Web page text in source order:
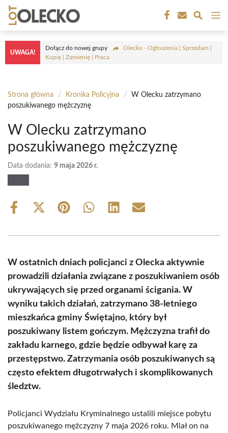
Przejdź
treści
UWAGA!
Dołącz do nowej grupy
Olecko - Ogłoszenia | Sprzedam |
Kupię | Zamienię | Praca
Strona główna / Kronika Policyjna /
W Olecku zatrzymano
poszukiwanego mężczyznę
W Olecku zatrzymano
poszukiwanego mężczyznę
Data dodania: 9 maja 2026 r.
Share
Share
(Twitter)
Share Share Share Share
W ostatnich dniach policjanci z Olecka aktywnie
prowadzili działania związane z poszukiwaniem osób
ukrywających się przed organami ścigania. W
wyniku takich działań, zatrzymano 38-letniego
mieszkańca gminy Świętajno, który był
poszukiwany listem gończym. Mężczyzna trafił do
zakładu karnego, gdzie będzie odbywał karę za
przestępstwo. Zatrzymania osób poszukiwanych są
często efektem długotrwałych i skomplikowanych
śledztw.
Policjanci Wydziału Kryminalnego ustalili miejsce pobytu
poszukiwanego mężczyzny 7 maja 2026 roku. Miał on na